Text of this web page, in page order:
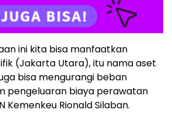
ini kita bisa manfaatkan
(Jakarta Utara), itu nama aset
bisa mengurangi beban
pengeluaran biaya perawatan
Kemenkeu Rionald Silaban.